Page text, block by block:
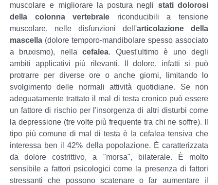
muscolare e migliorare la postura negli stati dolorosi
della colonna vertebrale riconducibili a tensione
muscolare, nelle disfunzioni dell'articolazione della
mascella (dolore temporo-mandibolare spesso associato
a bruxismo), nellacefalea. Quest'ultimo è uno degli
ambiti applicativi più rilevanti. Il dolore, infatti si può
protrarre per diverse ore o anche giorni, limitando lo
svolgimento delle normali attività quotidiane. Se non
adeguatamente trattato il mal di testa cronico può essere
un fattore di rischio per l'insorgenza di altri disturbi come
la depressione (tre volte più frequente tra chi ne soffre). Il
tipo più comune di mal di testa è la cefalea tensiva che
interessa ben il 42% della popolazione. È caratterizzata
da dolore costrittivo, a "morsa", bilaterale. È molto
sensibile a fattori psicologici come la presenza di fattori
stressanti che possono scatenare o far aumentare il